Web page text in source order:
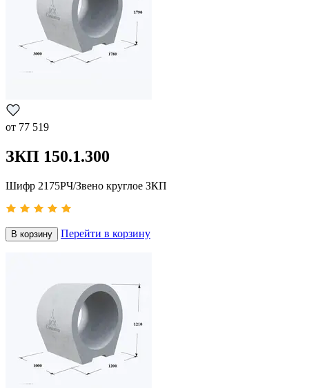
от 77 519
ЗКП 150.1.300
Шифр 2175РЧ/Звено круглое ЗКП
В корзину Перейти в корзину